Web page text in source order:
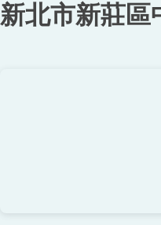
跳
到
新北市新莊區